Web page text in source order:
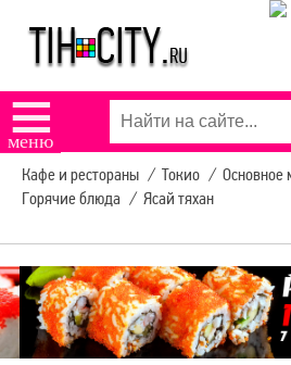
УСЛУГИ В
9 МАЯ В
РЕКЛАМА
☰
меню
Кафе и рестораны / Токио / Основное
Горячие блюда / Ясай тяхан